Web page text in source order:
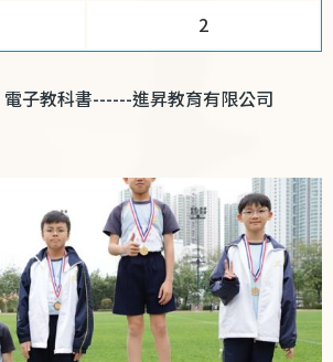
2
子教科書------進昇教育有限公司